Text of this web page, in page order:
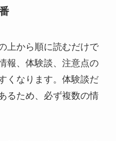
上から順に読むだけで
報、体験談、注意点の
くなります。体験談だ
るため、必ず複数の情